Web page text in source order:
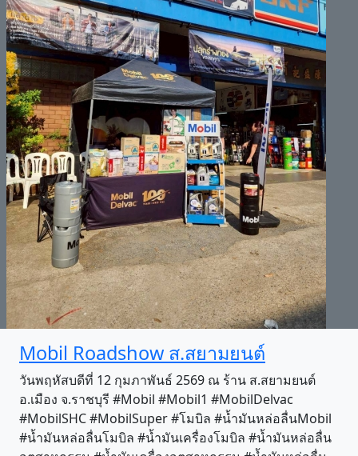
Mobil Roadshow ส.สยามยนต์
วันพฤหัสบดีที่ 12 กุมภาพันธ์ 2569 ณ ร้าน ส.สยามยนต์
อ.เมือง จ.ราชบุรี #Mobil #Mobil1 #MobilDelvac
#MobilSHC #MobilSuper #โมบิล #น้ำมันหล่อลื่นMobil
#น้ำมันหล่อลื่นโมบิล #น้ำมันเครื่องโมบิล #น้ำมันหล่อลื่น